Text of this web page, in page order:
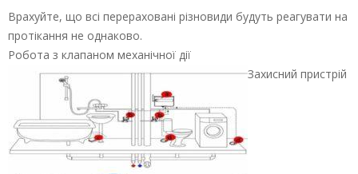
Врахуйте, що всі перераховані різновиди будуть реагувати на
протікання не однаково.
Робота з клапаном механічної дії
Захисний пристрій